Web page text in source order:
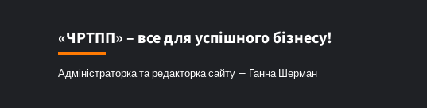
«ЧРТПП» – все для успішного бізнесу!
Адміністраторка та редакторка сайту — Ганна Шерман